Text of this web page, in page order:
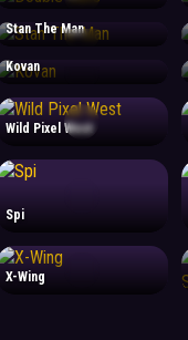
Stan The Man
Kovan
Wild Pixel West
Spi
X-Wing